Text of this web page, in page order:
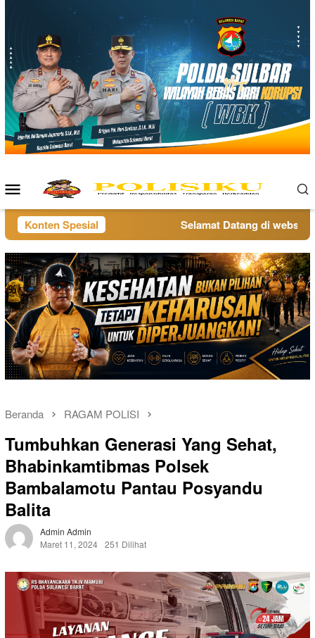
Menu
Mobile
Konten Spesial Selamat Datang di website
Beranda RAGAM POLISI
Tumbuhkan Generasi Yang Sehat,
Bhabinkamtibmas Polsek
Bambalamotu Pantau Posyandu
Balita
Admin Admin
Maret 11, 2024 251 Dilihat